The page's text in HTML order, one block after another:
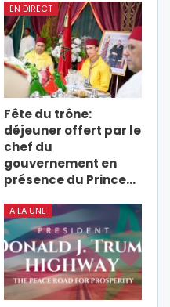
EN DIRECT
Fête du trône:
déjeuner offert par le
chef du
gouvernement en
présence du Prince…
A LA UNE